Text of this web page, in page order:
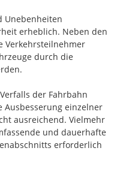
Unebenheiten
erheblich. Neben den
Verkehrsteilnehmer
durch die
der Fahrbahn
einzelner
ausreichend. Vielmehr
und dauerhafte
erforderlich